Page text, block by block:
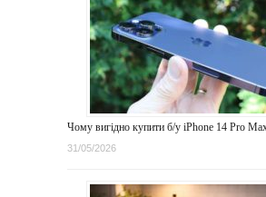
Чому вигідно купити б/у iPhone 14 Pro
31/05/2026